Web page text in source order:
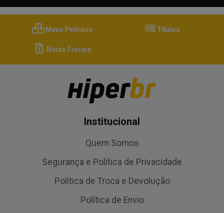
Meus Pedidos Títulos
Notas Fiscais
Institucional
Quem Somos
Segurança e Política de Privacidade
Política de Troca e Devolução
Política de Envio